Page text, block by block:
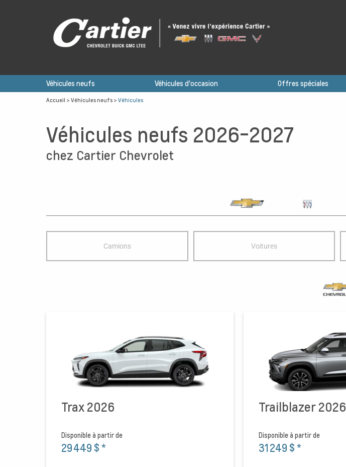
Véhicules neufs Véhicules d'occasion Offres spéciales
Accueil > Véhicules neufs > Véhicules
Véhicules neufs 2026-2027
chez Cartier Chevrolet
Camions Voitures
Trax 2026
Disponible à partir de
29 449 $*
Trailblazer 2026
Disponible à partir de
31 249 $*